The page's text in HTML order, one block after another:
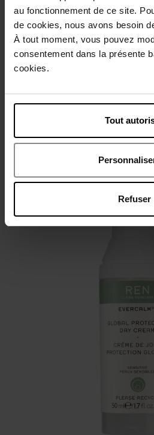
au fonctionnement de ce site.
de cookies, nous avons besoin
À tout moment, vous pouvez
consentement dans la présente
cookies.
Tout
Refuser
Protégez votre peau avec les
Urban Environment Age Defense
protection optimale.